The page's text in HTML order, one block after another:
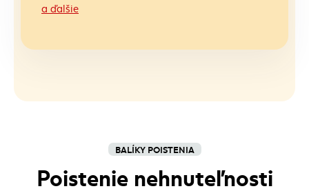
a ďalšie
BALÍKY POISTENIA
Poistenie nehnuteľnosti